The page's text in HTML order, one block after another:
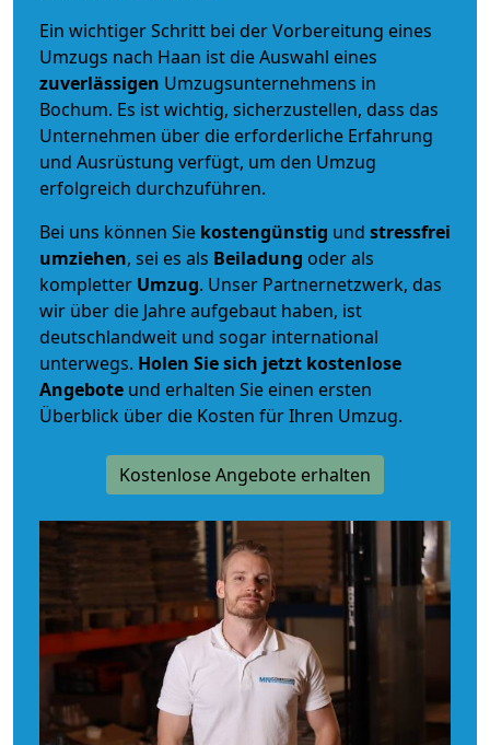
Ein wichtiger Schritt bei der Vorbereitung eines
Umzugs nach Haan ist die Auswahl eines
zuverlässigen Umzugsunternehmens in
Bochum. Es ist wichtig, sicherzustellen, dass das
Unternehmen über die erforderliche Erfahrung
und Ausrüstung verfügt, um den Umzug
erfolgreich durchzuführen.
Bei uns können Sie kostengünstig und stressfrei
umziehen, sei es als Beiladung oder als
kompletter Umzug. Unser Partnernetzwerk, das
wir über die Jahre aufgebaut haben, ist
deutschlandweit und sogar international
unterwegs. Holen Sie sich jetzt kostenlose
Angebote und erhalten Sie einen ersten
Überblick über die Kosten für Ihren Umzug.
Kostenlose Angebote erhalten